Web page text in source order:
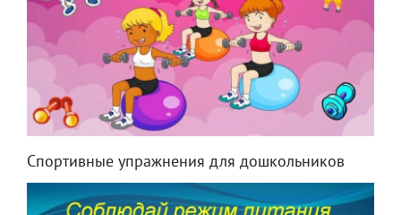
Спортивные упражнения для дошкольников